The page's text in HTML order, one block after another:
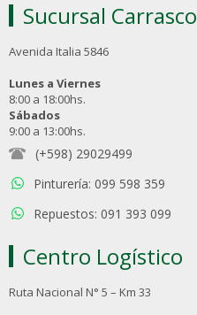
Sucursal Carrasco
Avenida Italia 5846
Lunes a Viernes
8:00 a 18:00hs.
Sábados
9:00 a 13:00hs.
(+598) 29029499
Pinturería: 099 598 359
Repuestos: 091 393 099
Centro Logístico
Ruta Nacional N° 5 – Km 33